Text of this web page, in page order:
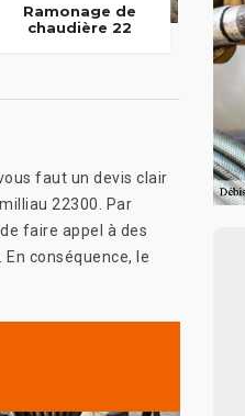
Ramonage de
chaudière 22
faut un devis clair
22300. Par
faire appel à des
conséquence, le